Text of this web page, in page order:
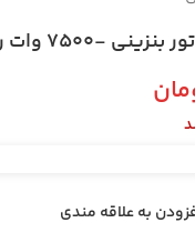
به علاقه مندی